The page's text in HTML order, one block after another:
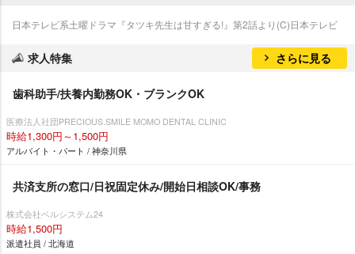
日本テレビ系土曜ドラマ『タツキ先生は甘すぎる!』第2話より(C)日本テレビ
求人特集 さらに見る
歯科助手/扶養内勤務OK・ブランクOK
医療法人社団PRECIOUS.SMILE MOMO DENTAL CLINIC
時給1,300円～1,500円
アルバイト・パート / 神奈川県
共済支所の窓口/日祝固定休み/開始日相談OK/事務
株式会社ベルシステム24
時給1,500円
派遣社員 / 北海道